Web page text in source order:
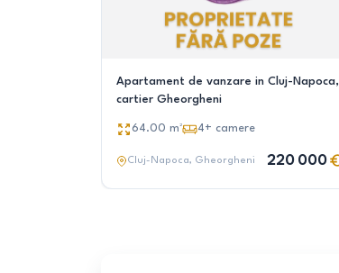
Apartament de vanzare in Cluj-Napoca,
cartier Gheorgheni
64.00 m² 4+ camere
Cluj-Napoca, Gheorgheni 220 000